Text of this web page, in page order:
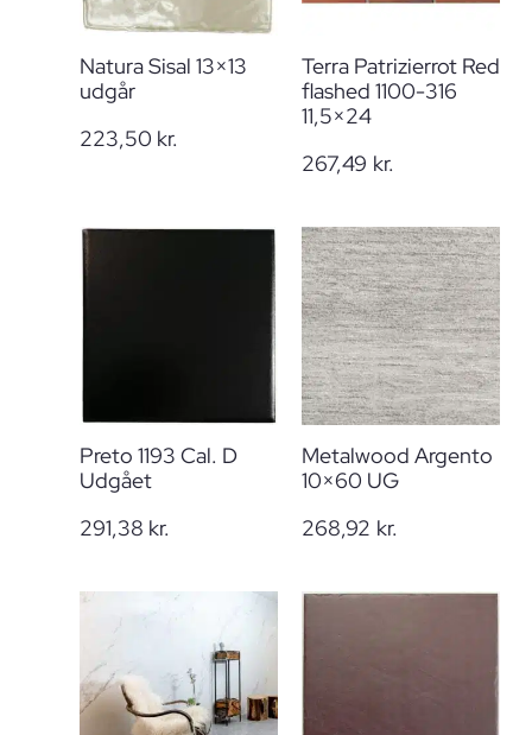
Natura Sisal 13×13
udgår
223,50 kr.
Terra Patrizierrot Red
flashed 1100-316
11,5×24
267,49 kr.
Preto 1193 Cal. D
Udgået
291,38 kr.
Metalwood Argento
10×60 UG
268,92 kr.